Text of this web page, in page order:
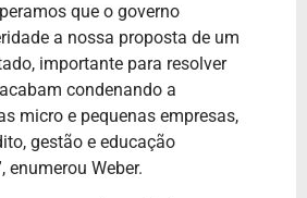
que o governo
a nossa proposta de um
importante para resolver
condenando a
micro e pequenas empresas,
gestão e educação
enumerou Weber.